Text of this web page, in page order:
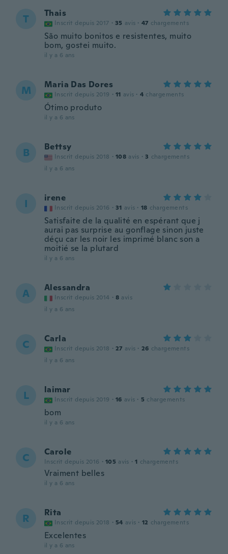
T Thais
Inscrit depuis 2017 · 35 avis · 47 chargements
São muito bonitos e resistentes, muito
bom, gostei muito.
il y a 6 ans
M Maria Das Dores
Inscrit depuis 2019 · 11 avis · 4 chargements
Ótimo produto
il y a 6 ans
B Bettsy
Inscrit depuis 2018 · 108 avis · 3 chargements
il y a 6 ans
I irene
Inscrit depuis 2016 · 31 avis · 18 chargements
Satisfaite de la qualité en espérant que j
aurai pas surprise au gonflage sinon juste
déçu car les noir les imprimé blanc son a
moitié se la plutard
il y a 6 ans
A Alessandra
Inscrit depuis 2014 · 8 avis
il y a 6 ans
C Carla
Inscrit depuis 2018 · 27 avis · 26 chargements
il y a 6 ans
L laimar
Inscrit depuis 2019 · 16 avis · 5 chargements
bom
il y a 6 ans
C Carole
Inscrit depuis 2016 · 105 avis · 1 chargements
Vraiment belles
il y a 6 ans
R Rita
Inscrit depuis 2018 · 54 avis · 12 chargements
Excelentes
il y a 6 ans